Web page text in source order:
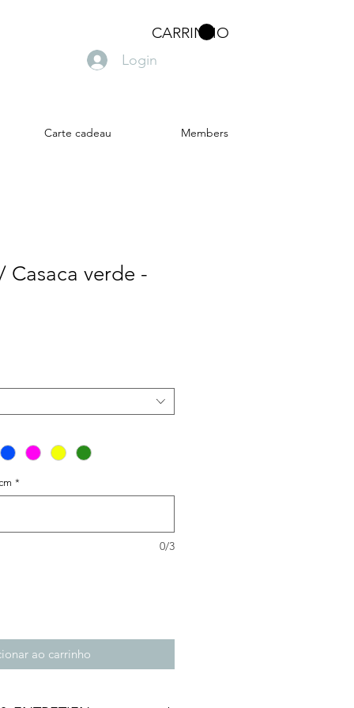
CARRINHO
Login
Carte cadeau Members
Casaca verde -
*
0/3
ao carrinho